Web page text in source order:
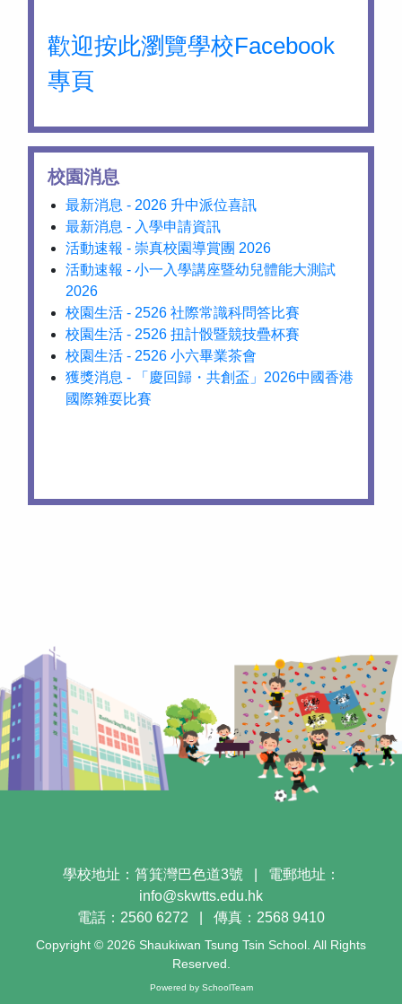
歡迎按此瀏覽學校Facebook
專頁
校園消息
最新消息 - 2026 升中派位喜訊
最新消息 - 入學申請資訊
活動速報 - 崇真校園導賞團 2026
活動速報 - 小一入學講座暨幼兒體能大測試
2026
校園生活 - 2526 社際常識科問答比賽
校園生活 - 2526 扭計骰暨競技疊杯賽
校園生活 - 2526 小六畢業茶會
獲獎消息 - 「慶回歸・共創盃」2026中國香港
國際雜耍比賽
學校地址：筲箕灣巴色道3號
電郵地址：
info@skwtts.edu.hk
電話：2560 6272
傳真：2568 9410
Copyright © 2026 Shaukiwan Tsung Tsin School. All Rights
Reserved.
Powered by SchoolTeam